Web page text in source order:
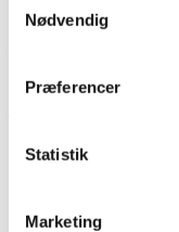
Nødvendig
Præferencer
Statistik
Marketing
Book en tid
Menu
Om os